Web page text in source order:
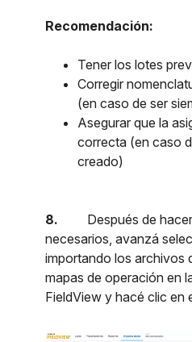
Recomendación:
Tener los lotes
Corregir
(en caso de ser
Asegurar que la
correcta (en caso
creado)
8. Después de
necesarios, avanzá
importando los archivos
mapas de operación en
FieldView y hacé clic en